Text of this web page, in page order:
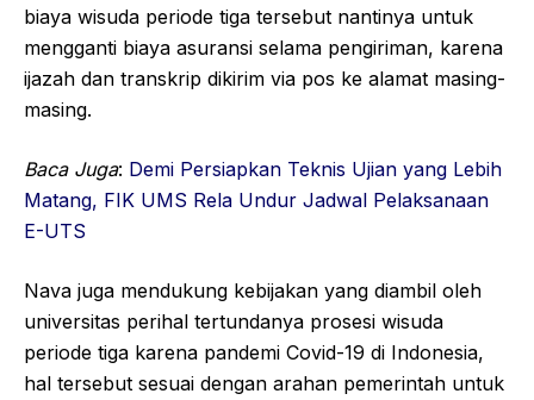
biaya wisuda periode tiga tersebut nantinya untuk
mengganti biaya asuransi selama pengiriman, karena
ijazah dan transkrip dikirim via pos ke alamat masing-
masing.
Baca Juga: Demi Persiapkan Teknis Ujian yang Lebih
Matang, FIK UMS Rela Undur Jadwal Pelaksanaan
E-UTS
Nava juga mendukung kebijakan yang diambil oleh
universitas perihal tertundanya prosesi wisuda
periode tiga karena pandemi Covid-19 di Indonesia,
hal tersebut sesuai dengan arahan pemerintah untuk